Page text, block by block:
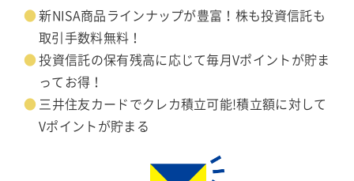
新NISA商品ラインナップが豊富！株も投資信託も
取引手数料無料！
投資信託の保有残高に応じて毎月Vポイントが貯ま
ってお得！
三井住友カードでクレカ積立可能!積立額に対して
Vポイントが貯まる